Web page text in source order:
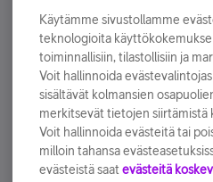
sähköpostiisi.
Tilaa nyt
Käytämme sivustollamme
teknologioita
toiminnallisiin, tilastollisiin ja
Voit hallinnoida
sisältävät kolmansien
merkitsevät tietojen siirtämistä
Voit hallinnoida evästeitä tai
milloin tahansa
evästeistä saat evästeitä